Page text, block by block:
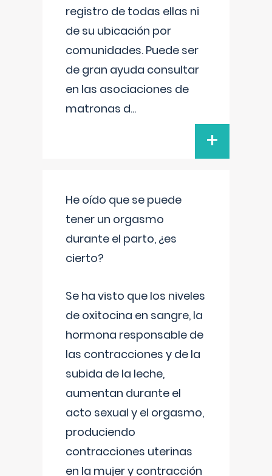
registro de todas ellas ni
de su ubicación por
comunidades. Puede ser
de gran ayuda consultar
en las asociaciones de
matronas d...
+
He oído que se puede
tener un orgasmo
durante el parto, ¿es
cierto?
Se ha visto que los niveles
de oxitocina en sangre, la
hormona responsable de
las contracciones y de la
subida de la leche,
aumentan durante el
acto sexual y el orgasmo,
produciendo
contracciones uterinas
en la mujer y contracción